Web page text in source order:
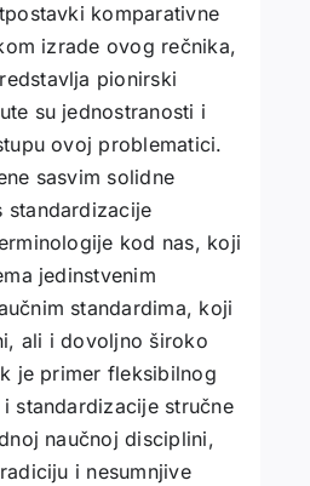
komparativne
izrade ovog rečnika,
pionirski
su jednostranosti i
ovoj problematici.
sasvim solidne
standardizacije
kod nas, koji
jedinstvenim
standardima, koji
ali i dovoljno široko
je primer fleksibilnog
standardizacije stručne
naučnoj disciplini,
i nesumnjive